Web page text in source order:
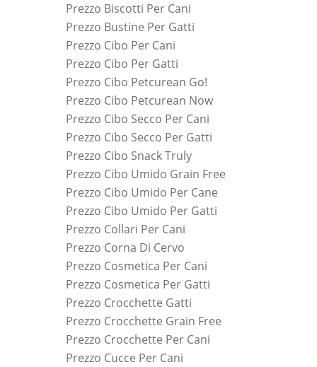
Prezzo Biscotti Per Cani
Prezzo Bustine Per Gatti
Prezzo Cibo Per Cani
Prezzo Cibo Per Gatti
Prezzo Cibo Petcurean Go!
Prezzo Cibo Petcurean Now
Prezzo Cibo Secco Per Cani
Prezzo Cibo Secco Per Gatti
Prezzo Cibo Snack Truly
Prezzo Cibo Umido Grain Free
Prezzo Cibo Umido Per Cane
Prezzo Cibo Umido Per Gatti
Prezzo Collari Per Cani
Prezzo Corna Di Cervo
Prezzo Cosmetica Per Cani
Prezzo Cosmetica Per Gatti
Prezzo Crocchette Gatti
Prezzo Crocchette Grain Free
Prezzo Crocchette Per Cani
Prezzo Cucce Per Cani